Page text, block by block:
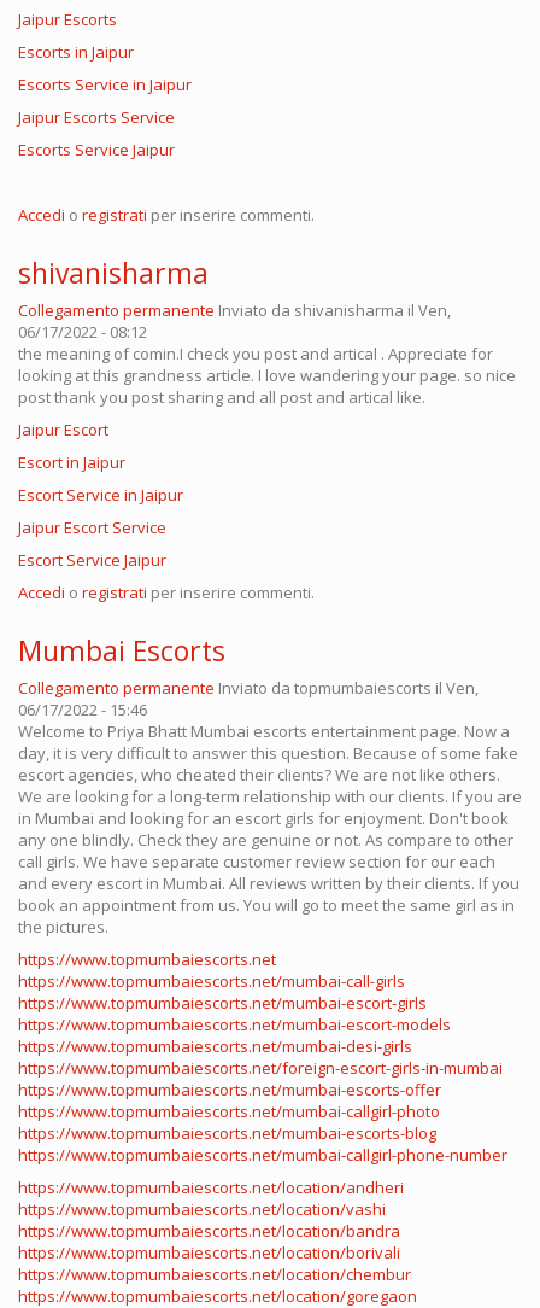
Jaipur Escorts
Escorts in Jaipur
Escorts Service in Jaipur
Jaipur Escorts Service
Escorts Service Jaipur
Accedi o registrati per inserire commenti.
shivanisharma
Collegamento permanente Inviato da shivanisharma il Ven,
06/17/2022 - 08:12
the meaning of comin.I check you post and artical . Appreciate for
looking at this grandness article. I love wandering your page. so nice
post thank you post sharing and all post and artical like.
Jaipur Escort
Escort in Jaipur
Escort Service in Jaipur
Jaipur Escort Service
Escort Service Jaipur
Accedi o registrati per inserire commenti.
Mumbai Escorts
Collegamento permanente Inviato da topmumbaiescorts il Ven,
06/17/2022 - 15:46
Welcome to Priya Bhatt Mumbai escorts entertainment page. Now a
day, it is very difficult to answer this question. Because of some fake
escort agencies, who cheated their clients? We are not like others.
We are looking for a long-term relationship with our clients. If you are
in Mumbai and looking for an escort girls for enjoyment. Don't book
any one blindly. Check they are genuine or not. As compare to other
call girls. We have separate customer review section for our each
and every escort in Mumbai. All reviews written by their clients. If you
book an appointment from us. You will go to meet the same girl as in
the pictures.
https://www.topmumbaiescorts.net
https://www.topmumbaiescorts.net/mumbai-call-girls
https://www.topmumbaiescorts.net/mumbai-escort-girls
https://www.topmumbaiescorts.net/mumbai-escort-models
https://www.topmumbaiescorts.net/mumbai-desi-girls
https://www.topmumbaiescorts.net/foreign-escort-girls-in-mumbai
https://www.topmumbaiescorts.net/mumbai-escorts-offer
https://www.topmumbaiescorts.net/mumbai-callgirl-photo
https://www.topmumbaiescorts.net/mumbai-escorts-blog
https://www.topmumbaiescorts.net/mumbai-callgirl-phone-number
https://www.topmumbaiescorts.net/location/andheri
https://www.topmumbaiescorts.net/location/vashi
https://www.topmumbaiescorts.net/location/bandra
https://www.topmumbaiescorts.net/location/borivali
https://www.topmumbaiescorts.net/location/chembur
https://www.topmumbaiescorts.net/location/goregaon